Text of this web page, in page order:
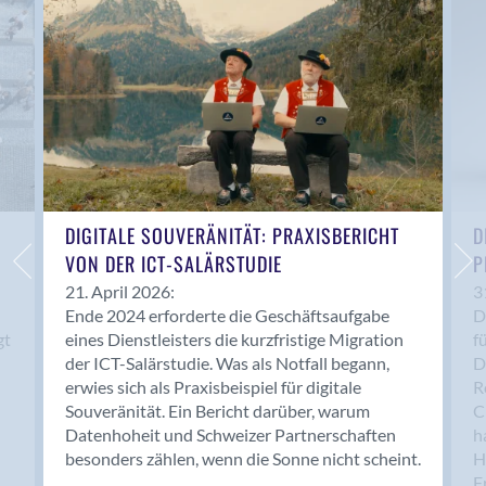
Anwil
Appenzell
Au SG
Baar
Baden
Balsthal
Balzers
Basel
Bassersdorf
Belp
Bendern
Benken (SG)
Bergdietikon
Berlin
Bern
Bern - Liebefeld
DIGITALE SOUVERÄNITÄT: PRAXISBERICHT
VON DER ICT-SALÄRSTUDIE
21. April 2026:
Ende 2024 erforderte die Geschäftsaufgabe
eines Dienstleisters die kurzfristige Migration
der ICT-Salärstudie. Was als Notfall begann,
erwies sich als Praxisbeispiel für digitale
Souveränität. Ein Bericht darüber, warum
Datenhoheit und Schweizer Partnerschaften
besonders zählen, wenn die Sonne nicht scheint.